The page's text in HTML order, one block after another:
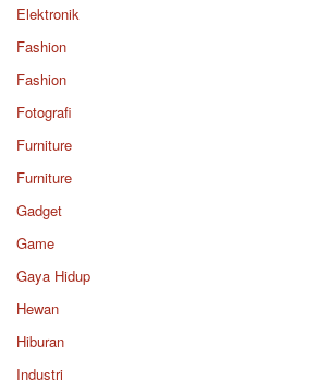
Elektronik
Fashion
Fashion
Fotografi
Furniture
Furniture
Gadget
Game
Gaya Hidup
Hewan
Hiburan
Industri